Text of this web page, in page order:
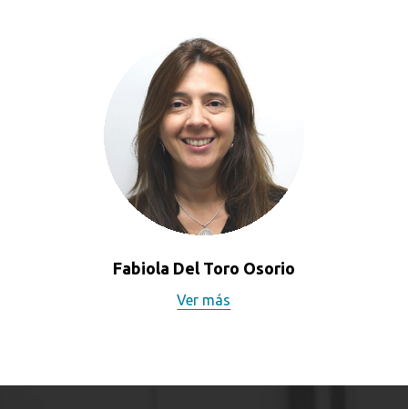
Fabiola Del Toro Osorio
Ver más